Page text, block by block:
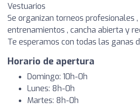
Vestuarios
Se organizan torneos profesionales ,
entrenamientos , cancha abierta y
Te esperamos con todas las ganas
Horario de apertura
Domingo: 10h-0h
Lunes: 8h-0h
Martes: 8h-0h